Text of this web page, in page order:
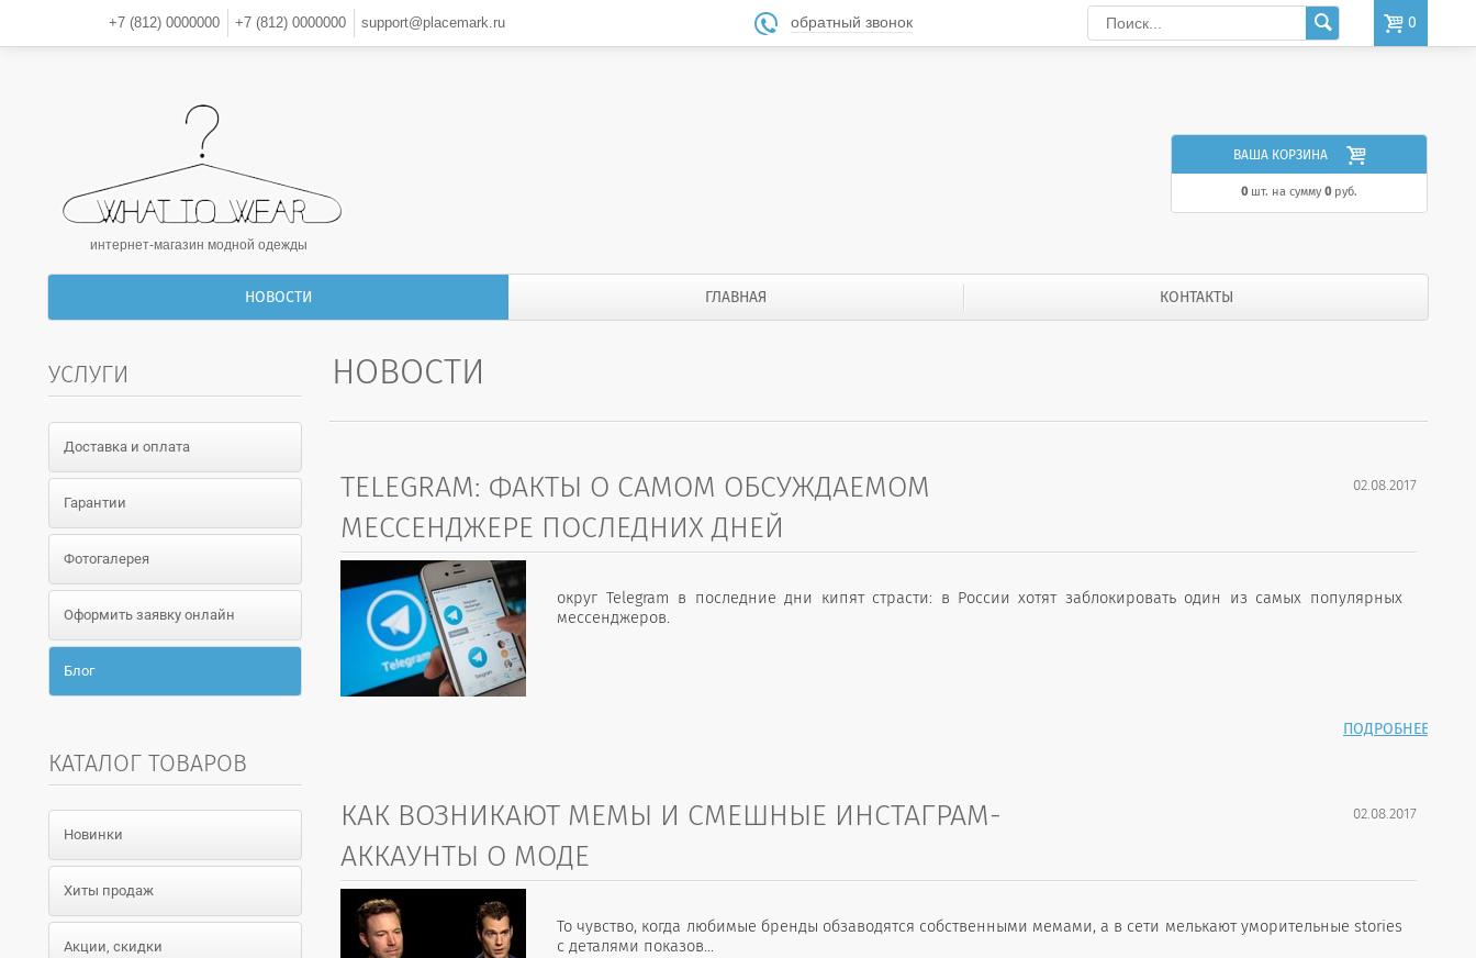
+7 (812) 0000000 +7 (812)0000000 support@placemark.ru  0
 обратный звонок
интернет-магазин модной одежды
ВАША КОРЗИНА 
0шт. на сумму 0руб.
НОВОСТИ ГЛАВНАЯ КОНТАКТЫ
УСЛУГИ
Доставка и оплата
Гарантии
Фотогалерея
Оформить заявку онлайн
Блог
КАТАЛОГ ТОВАРОВ
Новинки
Хиты продаж
Акции, скидки
НОВОСТИ
02.08.2017
TELEGRAM: ФАКТЫ О САМОМ ОБСУЖДАЕМОМ
МЕССЕНДЖЕРЕ ПОСЛЕДНИХ ДНЕЙ
округ Telegram в последние дни кипят страсти: в России хотят заблокировать один из самых популярных
мессенджеров.
ПОДРОБНЕЕ
02.08.2017
КАК ВОЗНИКАЮТ МЕМЫ И СМЕШНЫЕ ИНСТАГРАМ-
АККАУНТЫ О МОДЕ
То чувство, когда любимые бренды обзаводятся собственными мемами, а в сети мелькают уморительные stories
с деталями показов...